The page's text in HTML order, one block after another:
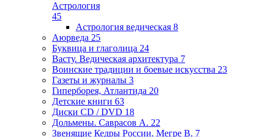
Астрология
45
Астрология ведическая 8
Аюрведа 25
Буквица и глаголица 24
Васту. Ведическая архитектура 7
Воинские традиции и боевые искусства 23
Газеты и журналы 3
Гиперборея, Атлантида 20
Детские книги 63
Диски CD / DVD 18
Дольмены. Саврасов А. 22
Звенящие Кедры России. Мегре В. 7